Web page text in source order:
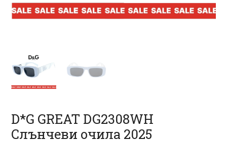
D*G GREAT DG2308WH
Слънчеви очила 2025